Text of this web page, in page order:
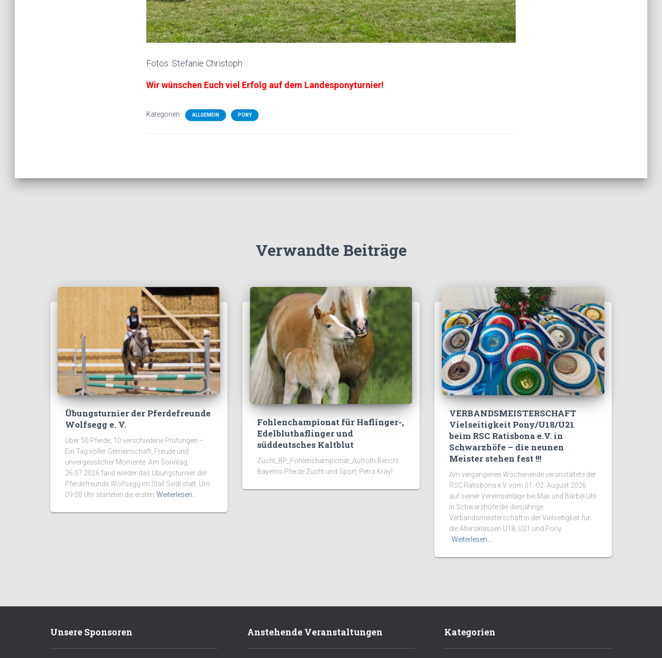
Fotos: Stefanie Christoph
Wir wünschen Euch viel Erfolg auf dem Landesponyturnier!
Kategorien: ALLGEMEIN PONY
Verwandte Beiträge
Übungsturnier der Pferdefreunde
Wolfsegg e. V.
Über 50 Pferde, 10 verschiedene Prüfungen –
Ein Tag voller Gemeinschaft, Freude und
unvergesslicher Momente. Am Sonntag,
26.07.2026 fand wieder das Übungsturnier der
Pferdefreunde Wolfsegg im Stall Seidl statt. Um
09:00 Uhr starteten die ersten Weiterlesen…
Fohlenchampionat für Haflinger-,
Edelbluthaflinger und
süddeutsches Kaltblut
Zucht_BP_Fohlenchampionat_Aufroth Bericht:
Bayerns Pferde Zucht und Sport, Petra Krayl
VERBANDSMEISTERSCHAFT
Vielseitigkeit Pony/U18/U21
beim RSC Ratisbona e.V. in
Schwarzhöfe – die neunen
Meister stehen fest !!!
Am vergangenen Wochenende veranstaltete der
RSC Ratisbona e.V. vom 01.-02. August 2026
auf seiner Vereinsanlage bei Max und Bärbel Uhl
in Schwarzhöfe die diesjährige
Verbandsmeisterschaft in der Vielseitigkeit für
die Altersklassen U18, U21 und Pony.
Weiterlesen…
Unsere Sponsoren Anstehende Veranstaltungen Kategorien